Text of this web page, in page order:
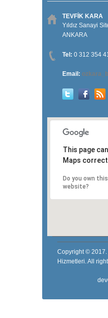
TEVFİK KARA
Yıldız Sanayi
ANKARA
Tel: 0 312 354
Email:
This page
Maps
Do you own this
website?
Copyright ©
Hizmetleri. All